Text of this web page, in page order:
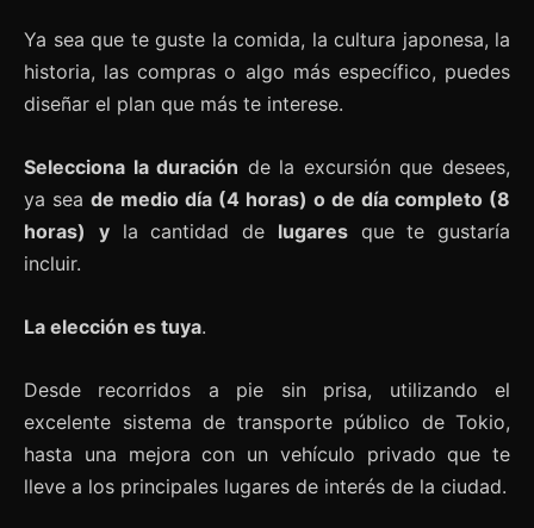
Ya sea que te guste la comida, la cultura japonesa, la
historia, las compras o algo más específico, puedes
diseñar el plan que más te interese.
Selecciona la duración de la excursión que desees,
ya sea de medio día (4 horas) o de día completo (8
horas)
yla cantidad de lugaresque te gustaría
incluir.
La elección es tuya.
Desde recorridos a pie sin prisa, utilizando el
excelente sistema de transporte público de Tokio,
hasta una mejora con un vehículo privado que te
lleve a los principales lugares de interés de la ciudad.